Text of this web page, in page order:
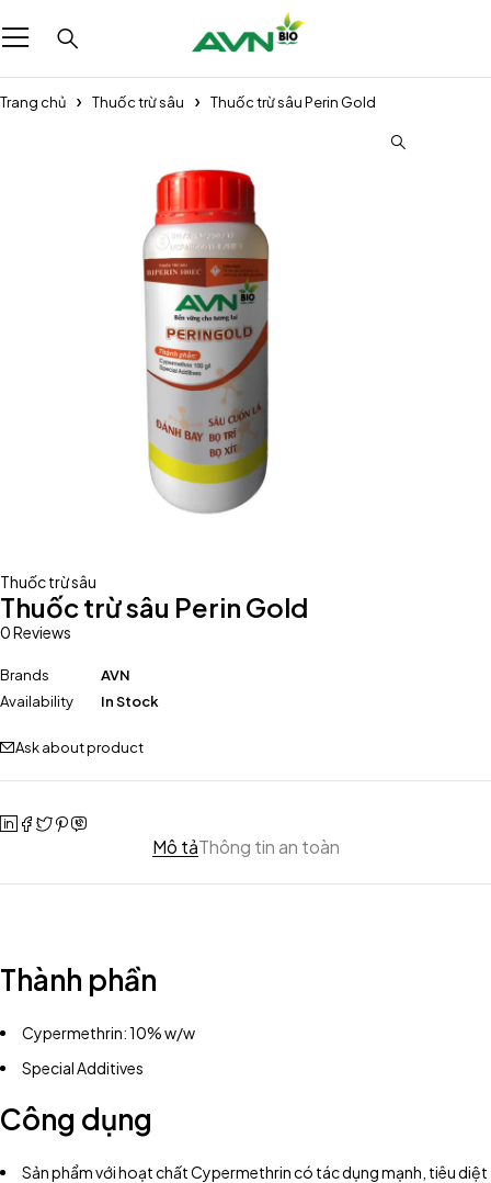
Trang chủ Thuốc trừ sâu Thuốc trừ sâu Perin Gold
Thuốc trừ sâu
Thuốc trừ sâu Perin Gold
0 Reviews
Brands
AVN
Availability
In Stock
Ask about product
Mô tảThông tin an toàn
Thành phần
Cypermethrin: 10% w/w
Special Additives
Công dụng
Sản phẩm với hoạt chất Cypermethrin có tác dụng mạnh, tiêu diệt